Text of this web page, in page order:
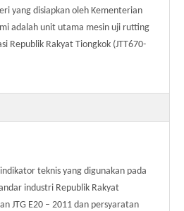
yang disiapkan oleh Kementerian
adalah unit utama mesin uji rutting
Republik Rakyat Tiongkok (JTT670-
teknis yang digunakan pada
industri Republik Rakyat
JTG E20 – 2011 dan persyaratan